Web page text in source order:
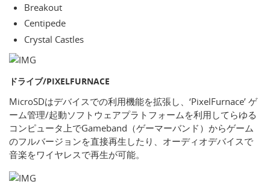
Breakout
Centipede
Crystal Castles
ドライブ/PIXELFURNACE
MicroSDはデバイスでの利用機能を拡張し、‘PixelFurnace’ ゲ
ーム管理/起動ソフトウェアプラトフォームを利用してらゆる
コンピュータ上でGameband（ゲーマーバンド）からゲーム
のフルバージョンを直接再生したり、オーディオデバイスで
音楽をワイヤレスで再生が可能。